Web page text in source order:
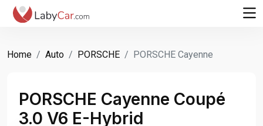
Home Auto PORSCHE PORSCHE Cayenne
PORSCHE Cayenne Coupé
3.0 V6 E-Hybrid